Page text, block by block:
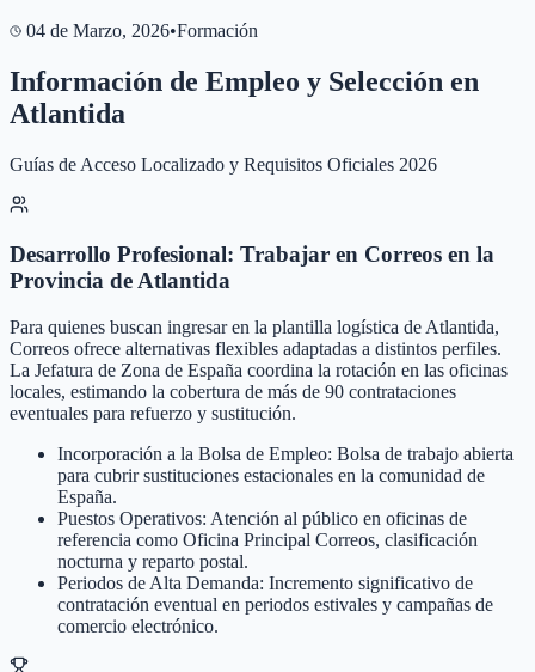
04 de Marzo, 2026•Formación
Información de Empleo y Selección en
Atlantida
Guías de Acceso Localizado y Requisitos Oficiales 2026
Desarrollo Profesional: Trabajar en Correos en la
Provincia de Atlantida
Para quienes buscan ingresar en la plantilla logística de Atlantida,
Correos ofrece alternativas flexibles adaptadas a distintos perfiles.
La Jefatura de Zona de España coordina la rotación en las oficinas
locales, estimando la cobertura de más de 90 contrataciones
eventuales para refuerzo y sustitución.
Incorporación a la Bolsa de Empleo: Bolsa de trabajo abierta
para cubrir sustituciones estacionales en la comunidad de
España.
Puestos Operativos: Atención al público en oficinas de
referencia como Oficina Principal Correos, clasificación
nocturna y reparto postal.
Periodos de Alta Demanda: Incremento significativo de
contratación eventual en periodos estivales y campañas de
comercio electrónico.